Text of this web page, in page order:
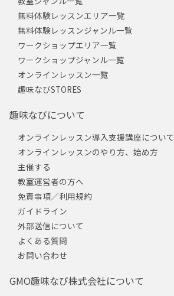
無料体験レッスンエリア一覧
無料体験レッスンジャンル一覧
ワークショップエリア一覧
ワークショップジャンル一覧
オンラインレッスン一覧
趣味なびSTORES
趣味なびについて
オンラインレッスン導入支援講座について
オンラインレッスンのやり方、始め方
主催する
教室運営者の方へ
免責事項／利用規約
ガイドライン
外部送信について
よくある質問
お問い合わせ
GMO趣味なび株式会社について